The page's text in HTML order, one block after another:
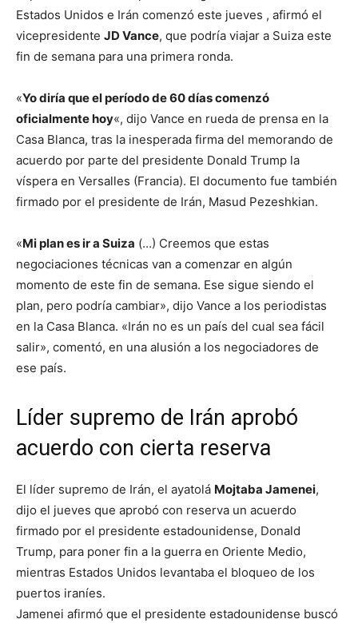
Estados Unidos e Irán comenzó este jueves , afirmó el
vicepresidente JD Vance, que podría viajar a Suiza este
fin de semana para una primera ronda.
«Yo diría que el período de 60 días comenzó
oficialmente hoy«, dijo Vance en rueda de prensa en la
Casa Blanca, tras la inesperada firma del memorando de
acuerdo por parte del presidente Donald Trump la
víspera en Versalles (Francia). El documento fue también
firmado por el presidente de Irán, Masud Pezeshkian.
«Mi plan es ir a Suiza (…) Creemos que estas
negociaciones técnicas van a comenzar en algún
momento de este fin de semana. Ese sigue siendo el
plan, pero podría cambiar», dijo Vance a los periodistas
en la Casa Blanca. «Irán no es un país del cual sea fácil
salir», comentó, en una alusión a los negociadores de
ese país.
Líder supremo de Irán aprobó
acuerdo con cierta reserva
El líder supremo de Irán, el ayatolá Mojtaba Jamenei,
dijo el jueves que aprobó con reserva un acuerdo
firmado por el presidente estadounidense, Donald
Trump, para poner fin a la guerra en Oriente Medio,
mientras Estados Unidos levantaba el bloqueo de los
puertos iraníes.
Jamenei afirmó que el presidente estadounidense buscó